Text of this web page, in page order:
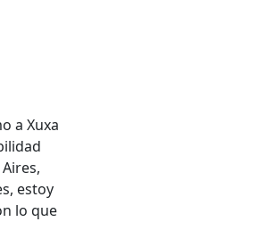
a Xuxa
estoy
lo que